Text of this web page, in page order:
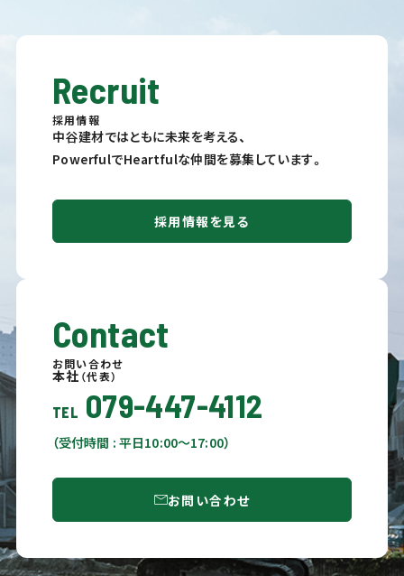
Recruit
採用情報
中谷建材ではともに未来を考える、
PowerfulでHeartfulな仲間を募集しています。
採用情報を見る
Contact
お問い合わせ
本社 （代表）
TEL 079-447-4112
（受付時間 : 平日10:00〜17:00）
お問い合わせ